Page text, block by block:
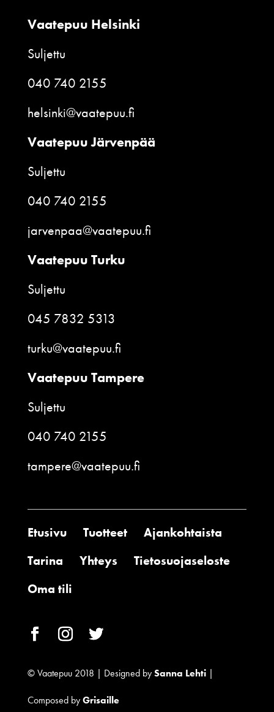
Vaatepuu Helsinki
Suljettu
040 740 2155
helsinki@vaatepuu.fi
Vaatepuu Järvenpää
Suljettu
040 740 2155
jarvenpaa@vaatepuu.fi
Vaatepuu Turku
Suljettu
045 7832 5313
turku@vaatepuu.fi
Vaatepuu Tampere
Suljettu
040 740 2155
tampere@vaatepuu.fi
Etusivu Tuotteet
Ajankohtaista
Tarina
Yhteys
Tietosuojaseloste
Oma tili
© Vaatepuu 2018 | Designed bySanna Lehti|
Composed byGrisaille